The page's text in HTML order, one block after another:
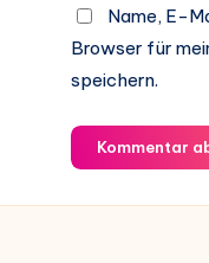
Name, E-
Browser für
speichern.
Kommentar